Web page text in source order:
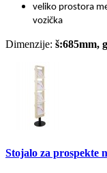
veliko prostora
vozička
Dimenzije: š:685mm,
Stojalo za prospekte